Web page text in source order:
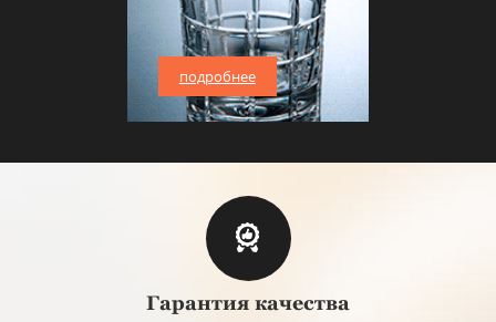
подробнее
Гарантия качества